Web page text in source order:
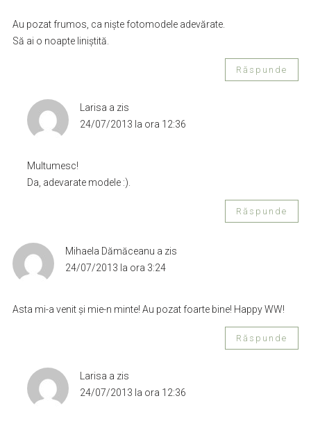
Au pozat frumos, ca niște fotomodele adevărate.
Să ai o noapte liniștită.
Răspunde
Larisa a zis
24/07/2013 la ora 12:36
Multumesc!
Da, adevarate modele :).
Răspunde
Mihaela Dămăceanu a zis
24/07/2013 la ora 3:24
Asta mi-a venit şi mie-n minte! Au pozat foarte bine! Happy WW!
Răspunde
Larisa a zis
24/07/2013 la ora 12:36